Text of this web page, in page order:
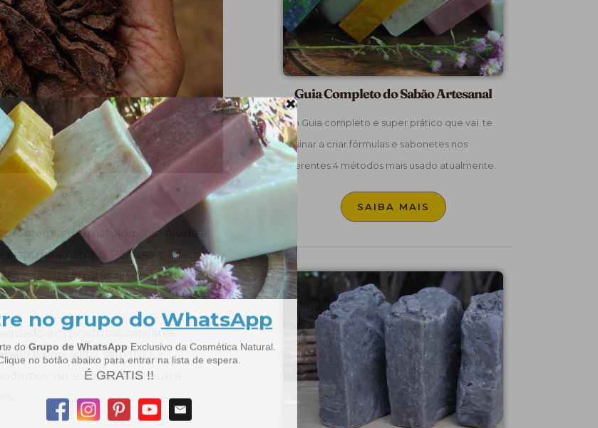
dermatológicos. Ajuda a
é antiinflamatório. Por isso podemos
de crostas no couro
em produtos capilares.
limpo, solto, sem frizz. É
ver e comprovar que a
Guia Completo do Sabão Artesanal
Um Guia completo e super prático que vai te
ensinar a criar fórmulas e sabonetes nos
diferentes 4 métodos mais usado atualmente.
SAIBA MAIS